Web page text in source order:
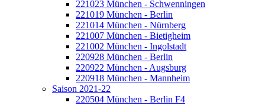
221023 München - Schwenningen
221019 München - Berlin
221014 München - Nürnberg
221007 München - Bietigheim
221002 München - Ingolstadt
220928 München - Berlin
220922 München - Augsburg
220918 München - Mannheim
Saison 2021-22
220504 München - Berlin F4